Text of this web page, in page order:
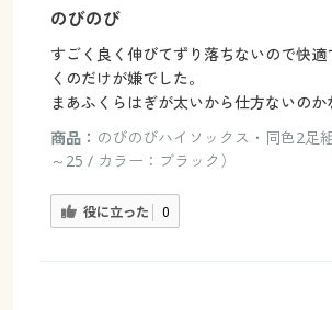
のびのび
すごく良く伸びてずり落ちないので快適
くのだけが嫌でした。
まあふくらはぎが太いから仕方ないのか
商品： のびのびハイソックス・同色2足
～25 / カラー：ブラック）
役に立った 0